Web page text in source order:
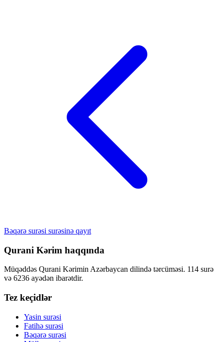
Bəqərə surəsi surəsinə qayıt
Qurani Kərim haqqında
Müqəddəs Qurani Kərimin Azərbaycan dilində tərcüməsi. 114 surə
və 6236 ayədən ibarətdir.
Tez keçidlər
Yasin surəsi
Fatihə surəsi
Bəqərə surəsi